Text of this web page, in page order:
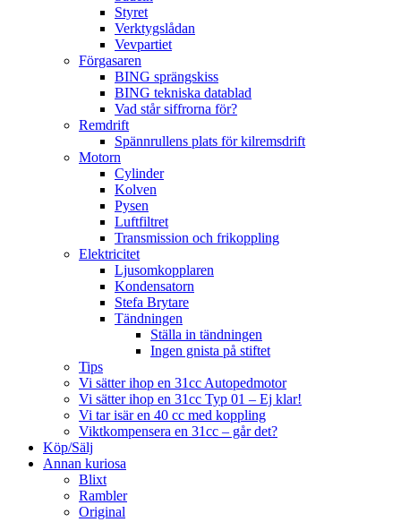
Styret
Verktygslådan
Vevpartiet
Förgasaren
BING sprängskiss
BING tekniska datablad
Vad står siffrorna för?
Remdrift
Spännrullens plats för kilremsdrift
Motorn
Cylinder
Kolven
Pysen
Luftfiltret
Transmission och frikoppling
Elektricitet
Ljusomkopplaren
Kondensatorn
Stefa Brytare
Tändningen
Ställa in tändningen
Ingen gnista på stiftet
Tips
Vi sätter ihop en 31cc Autopedmotor
Vi sätter ihop en 31cc Typ 01 – Ej klar!
Vi tar isär en 40 cc med koppling
Viktkompensera en 31cc – går det?
Köp/Sälj
Annan kuriosa
Blixt
Rambler
Original